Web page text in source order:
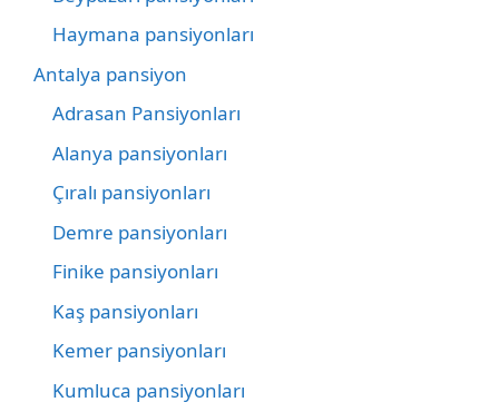
Haymana pansiyonları
Antalya pansiyon
Adrasan Pansiyonları
Alanya pansiyonları
Çıralı pansiyonları
Demre pansiyonları
Finike pansiyonları
Kaş pansiyonları
Kemer pansiyonları
Kumluca pansiyonları